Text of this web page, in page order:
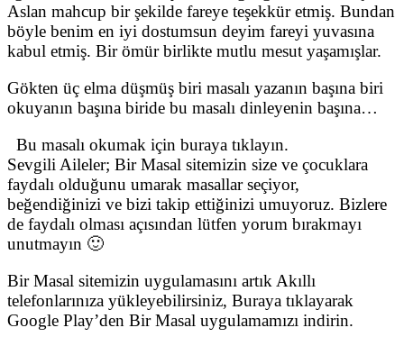
Aslan mahcup bir şekilde fareye teşekkür etmiş. Bundan
böyle benim en iyi dostumsun deyim fareyi yuvasına
kabul etmiş. Bir ömür birlikte mutlu mesut yaşamışlar.
Gökten üç elma düşmüş biri masalı yazanın başına biri
okuyanın başına biride bu masalı dinleyenin başına…
Bu masalı okumak için buraya tıklayın.
Sevgili Aileler; Bir Masal sitemizin size ve çocuklara
faydalı olduğunu umarak masallar seçiyor,
beğendiğinizi ve bizi takip ettiğinizi umuyoruz. Bizlere
de faydalı olması açısından lütfen yorum bırakmayı
unutmayın 🙂
Bir Masal sitemizin uygulamasını artık Akıllı
telefonlarınıza yükleyebilirsiniz, Buraya tıklayarak
Google Play’den Bir Masal uygulamamızı indirin.